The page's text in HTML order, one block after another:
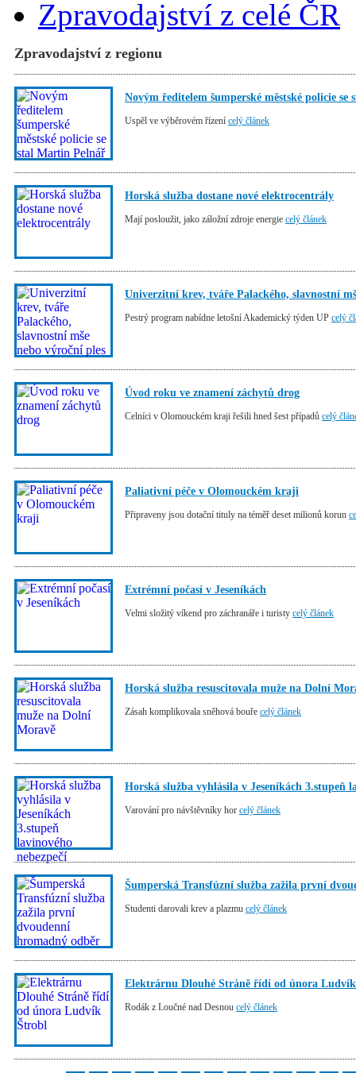
Zpravodajství z celé ČR
Zpravodajství z regionu
Novým ředitelem šumperské městské policie
Uspěl ve výběrovém řízení celý článek
Horská služba dostane nové elektrocentrály
Mají posloužit, jako záložní zdroje energie celý článek
Univerzitní krev, tváře Palackého, slavnostní
Pestrý program nabídne letošní Akademický týden UP celý
Úvod roku ve znamení záchytů drog
Celníci v Olomouckém kraji řešili hned šest případů celý
Paliativní péče v Olomouckém kraji
Připraveny jsou dotační tituly na téměř deset milionů korun
Extrémní počasí v Jeseníkách
Velmi složitý víkend pro záchranáře i turisty celý článek
Horská služba resuscitovala muže na Dolní
Zásah komplikovala sněhová bouře celý článek
Horská služba vyhlásila v Jeseníkách 3.stupeň
Varování pro návštěvníky hor celý článek
Šumperská Transfúzní služba zažila první
Studenti darovali krev a plazmu celý článek
Elektrárnu Dlouhé Stráně řídí od února
Rodák z Loučné nad Desnou celý článek